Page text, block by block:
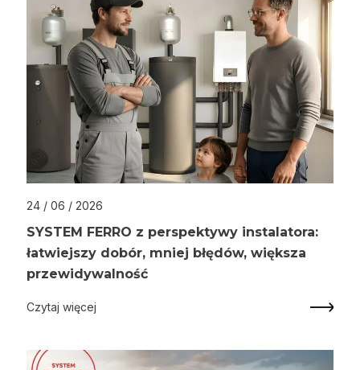
24 / 06 / 2026
SYSTEM FERRO z perspektywy instalatora:
łatwiejszy dobór, mniej błędów, większa
przewidywalność
Czytaj więcej